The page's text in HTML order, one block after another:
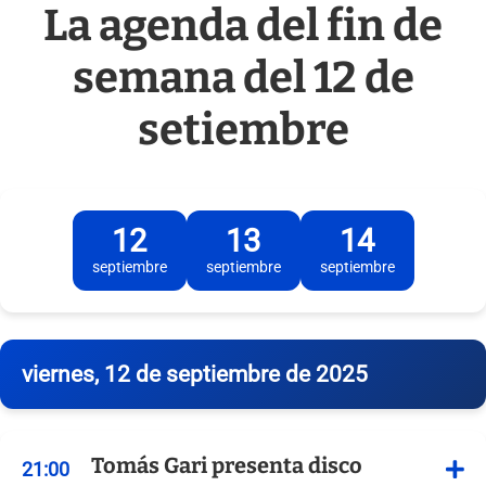
La agenda del fin de
semana del 12 de
setiembre
12
septiembre
13
septiembre
14
septiembre
viernes, 12 de septiembre de 2025
21:00 Tomás Gari presenta disco